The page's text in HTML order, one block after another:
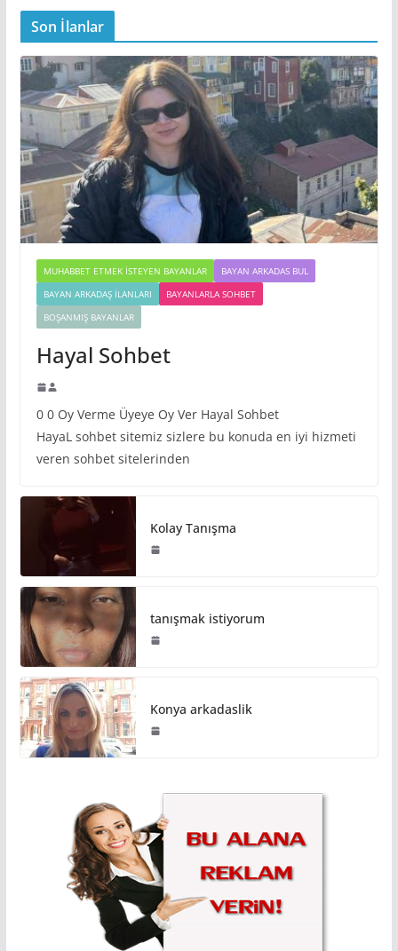
Son İlanlar
MUHABBET ETMEK İSTEYEN BAYANLAR
BAYAN ARKADAS BUL
BAYAN ARKADAŞ İLANLARI
BAYANLARLA SOHBET
BOŞANMIŞ BAYANLAR
Hayal Sohbet
0 0 Oy Verme Üyeye Oy Ver Hayal Sohbet
HayaL sohbet sitemiz sizlere bu konuda en iyi hizmeti
veren sohbet sitelerinden
Kolay Tanışma
tanışmak istiyorum
Konya arkadaslik